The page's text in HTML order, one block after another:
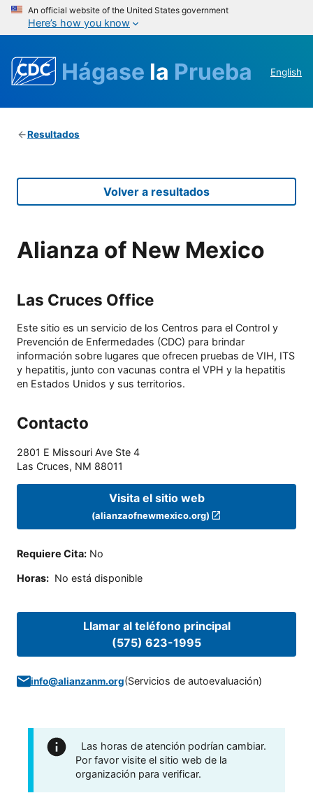
An official website of the United States government
Here’s how you know
Hágase la Prueba English
Resultados
Volver a resultados
Alianza of New Mexico
Las Cruces Office
Este sitio es un servicio de los Centros para el Control y
Prevención de Enfermedades (CDC) para brindar
información sobre lugares que ofrecen pruebas de VIH, ITS
y hepatitis, junto con vacunas contra el VPH y la hepatitis
en Estados Unidos y sus territorios.
Contacto
2801 E Missouri Ave Ste 4
Las Cruces, NM 88011
Visita el sitio web
(alianzaofnewmexico.org)
Requiere Cita: No
Horas: No está disponible
Llamar al teléfono principal
(575) 623-1995
info@alianzanm.org(Servicios de autoevaluación)
Las horas de atención podrían cambiar.
Por favor visite el sitio web de la
organización para verificar.